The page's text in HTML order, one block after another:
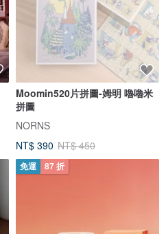
Moomin520片拼圖-姆明 嚕嚕米
拼圖
NORNS
NT$ 390 NT$ 450
免運 87 折